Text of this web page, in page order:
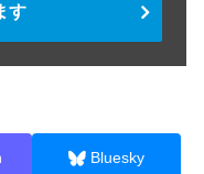
す
Bluesky